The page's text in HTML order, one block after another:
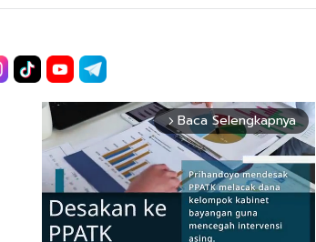
arrow_forward_ios Baca Selengkapnya